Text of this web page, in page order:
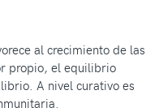
al crecimiento de las
propio, el equilibrio
A nivel curativo es